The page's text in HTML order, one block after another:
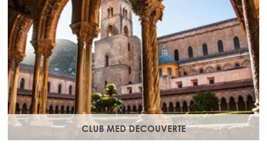
CLUB MED DECOUVERTE